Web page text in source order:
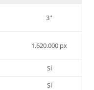
3''
1.620.000 px
Sí
Sí